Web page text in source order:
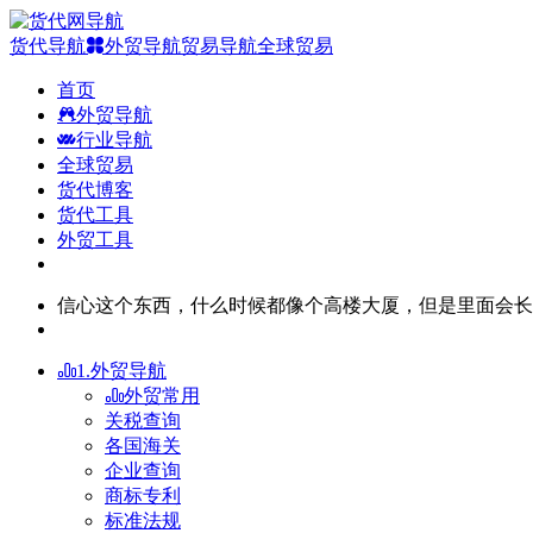
货代导航 外贸导航贸易导航全球贸易
首页
外贸导航
行业导航
全球贸易
货代博客
货代工具
外贸工具
信心这个东西，什么时候都像个高楼大厦，但是里面会
1.外贸导航
外贸常用
关税查询
各国海关
企业查询
商标专利
标准法规